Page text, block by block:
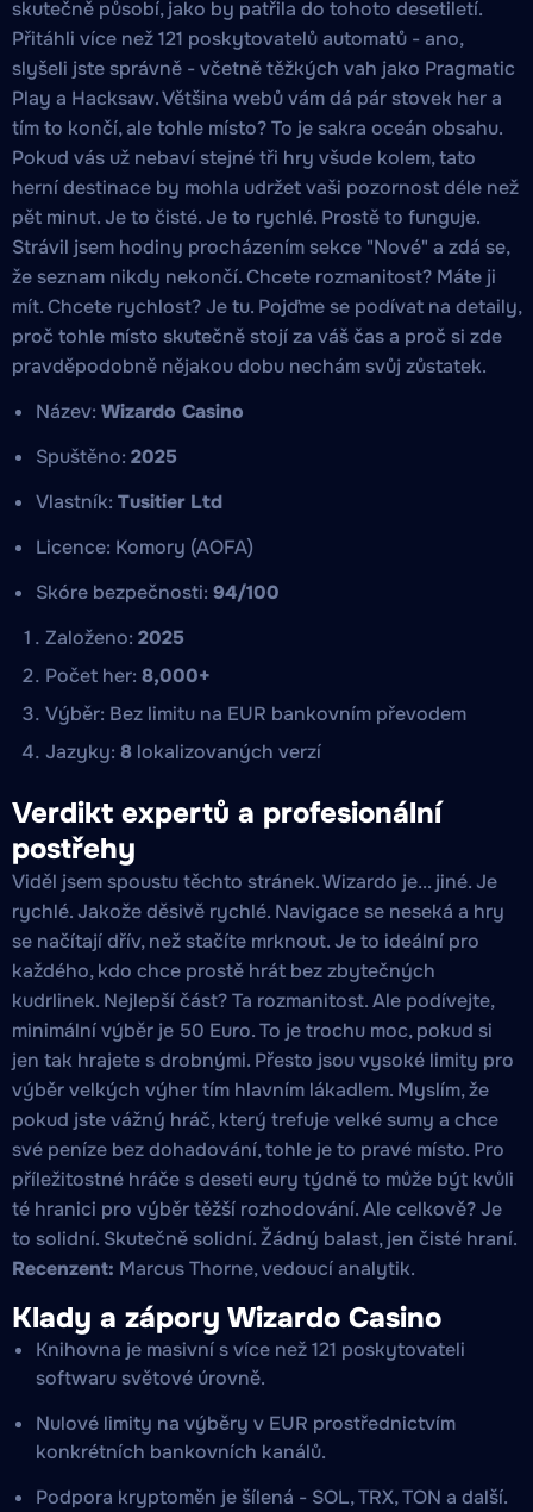
skutečně působí, jako by patřila do tohoto desetiletí.
Přitáhli více než 121 poskytovatelů automatů - ano,
slyšeli jste správně - včetně těžkých vah jako Pragmatic
Play a Hacksaw. Většina webů vám dá pár stovek her a
tím to končí, ale tohle místo? To je sakra oceán obsahu.
Pokud vás už nebaví stejné tři hry všude kolem, tato
herní destinace by mohla udržet vaši pozornost déle než
pět minut. Je to čisté. Je to rychlé. Prostě to funguje.
Strávil jsem hodiny procházením sekce "Nové" a zdá se,
že seznam nikdy nekončí. Chcete rozmanitost? Máte ji
mít. Chcete rychlost? Je tu. Pojďme se podívat na detaily,
proč tohle místo skutečně stojí za váš čas a proč si zde
pravděpodobně nějakou dobu nechám svůj zůstatek.
Název: Wizardo Casino
Spuštěno: 2025
Vlastník: Tusitier Ltd
Licence: Komory (AOFA)
Skóre bezpečnosti: 94/100
Založeno: 2025
Počet her: 8,000+
Výběr: Bez limitu na EUR bankovním převodem
Jazyky: 8 lokalizovaných verzí
Verdikt expertů a profesionální
postřehy
Viděl jsem spoustu těchto stránek. Wizardo je... jiné. Je
rychlé. Jakože děsivě rychlé. Navigace se neseká a hry
se načítají dřív, než stačíte mrknout. Je to ideální pro
každého, kdo chce prostě hrát bez zbytečných
kudrlinek. Nejlepší část? Ta rozmanitost. Ale podívejte,
minimální výběr je 50 Euro. To je trochu moc, pokud si
jen tak hrajete s drobnými. Přesto jsou vysoké limity pro
výběr velkých výher tím hlavním lákadlem. Myslím, že
pokud jste vážný hráč, který trefuje velké sumy a chce
své peníze bez dohadování, tohle je to pravé místo. Pro
příležitostné hráče s deseti eury týdně to může být kvůli
té hranici pro výběr těžší rozhodování. Ale celkově? Je
to solidní. Skutečně solidní. Žádný balast, jen čisté hraní.
Recenzent: Marcus Thorne, vedoucí analytik.
Klady a zápory Wizardo Casino
Knihovna je masivní s více než 121 poskytovateli
softwaru světové úrovně.
Nulové limity na výběry v EUR prostřednictvím
konkrétních bankovních kanálů.
Podpora kryptoměn je šílená - SOL, TRX, TON a další.